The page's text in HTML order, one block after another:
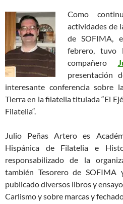
Como
actividades de
de SOFIMA,
febrero, tuvo
compañero
presentación
interesante conferencia sobre
Tierra en la filatelia titulada “El
Filatelia“.
Julio Peñas Artero es
Hispánica de Filatelia e
responsabilizado de la
también Tesorero de SOFIMA
publicado diversos libros y
Carlismo y sobre marcas y